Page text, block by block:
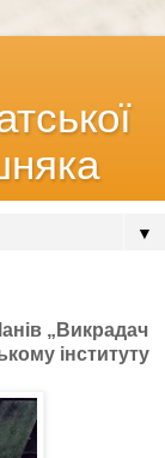
▼
„Викрадач
інституту